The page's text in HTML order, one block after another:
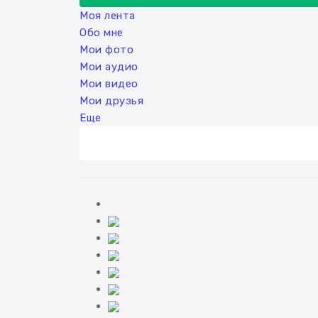
Моя лента
Обо мне
Мои фото
Мои аудио
Мои видео
Мои друзья
Еще